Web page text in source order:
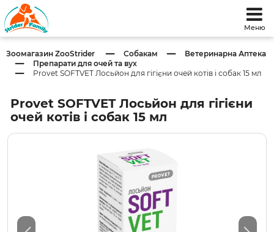
Меню
Зоомагазин ZooStrider Собакам
Ветеринарна Аптека
Препарати для очей та вух
Provet SOFTVET Лосьйон для гігієни очей котів і собак 15 мл
Provet SOFTVET Лосьйон для гігієни
очей котів і собак 15 мл